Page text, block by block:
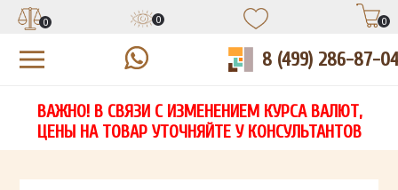
НА
СВЯЖЕТСЯ С ВАМИ В ТЕЧЕНИЕ 15 МИНУТ
ЗАПОЛНИТЕ ФОРМУ И НАШ МЕНЕДЖЕР
СВЯЖЕТСЯ С ВАМИ В ТЕЧЕНИЕ 15 МИНУТ
ЗАПОЛНИТЕ ФОРМУ И НАШ МЕНЕДЖЕР
СВЯЖЕТСЯ С ВАМИ В ТЕЧЕНИЕ 15 МИНУТ
0 0 0
8 (499) 286-87-04
ВАЖНО! В СВЯЗИ С ИЗМЕНЕНИЕМ КУРСА ВАЛЮТ,
ЦЕНЫ НА ТОВАР УТОЧНЯЙТЕ У КОНСУЛЬТАНТОВ